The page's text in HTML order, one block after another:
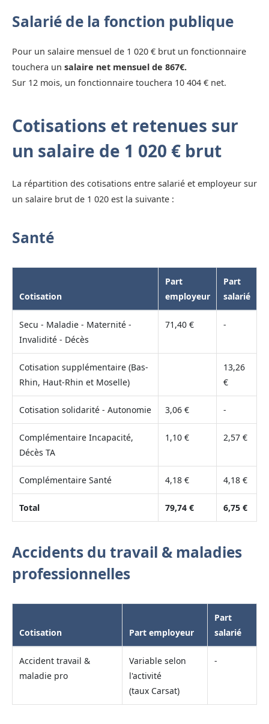
Salarié de la fonction publique
Pour un salaire mensuel de 1 020 € brut un fonctionnaire
touchera un salaire net mensuel de 867€.
Sur 12 mois, un fonctionnaire touchera 10 404 € net.
Cotisations et retenues sur
un salaire de 1 020 € brut
La répartition des cotisations entre salarié et employeur sur
un salaire brut de 1 020 est la suivante :
Santé
Cotisation
Part
employeur
Part
salarié
Secu - Maladie - Maternité -
Invalidité - Décès
71,40 € -
Cotisation supplémentaire (Bas-
Rhin, Haut-Rhin et Moselle)
13,26
€
Cotisation solidarité - Autonomie 3,06 € -
Complémentaire Incapacité,
Décès TA
1,10 € 2,57 €
Complémentaire Santé 4,18 € 4,18 €
Total 79,74 € 6,75 €
Accidents du travail & maladies
professionnelles
Cotisation Part employeur
Part
salarié
Accident travail &
maladie pro
Variable selon
l'activité
(taux Carsat)
-